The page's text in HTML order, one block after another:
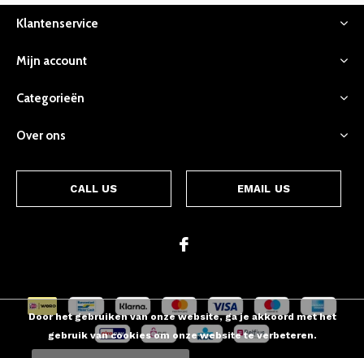
Klantenservice
Mijn account
Categorieën
Over ons
CALL US EMAIL US
Door het gebruiken van onze website, ga je akkoord met het
gebruik van cookies om onze website te verbeteren.